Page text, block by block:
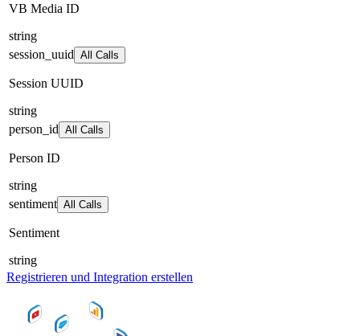
VB Media ID
string
session_uuid All Calls
Session UUID
string
person_id All Calls
Person ID
string
sentiment All Calls
Sentiment
string
Registrieren und Integration erstellen